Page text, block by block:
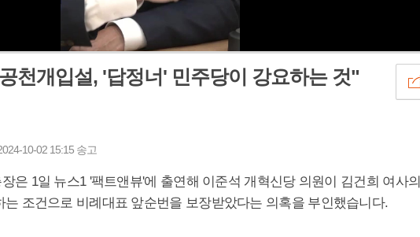
천개입설, '답정너' 민주당이 강요하는 것"
10-02 15:15 송고
은 1일 뉴스1 '팩트앤뷰'에 출연해 이준석 개혁신당 의원이 김건희 여사의
는 조건으로 비례대표 앞순번을 보장받았다는 의혹을 부인했습니다.